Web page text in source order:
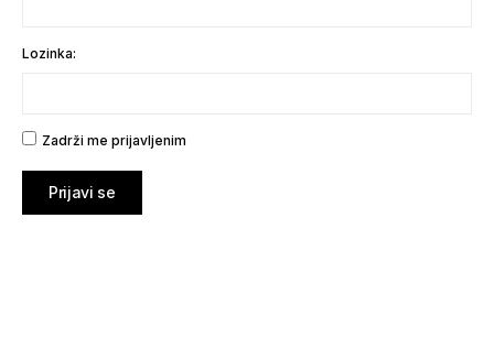
Lozinka:
Zadrži me prijavljenim
Prijavi se